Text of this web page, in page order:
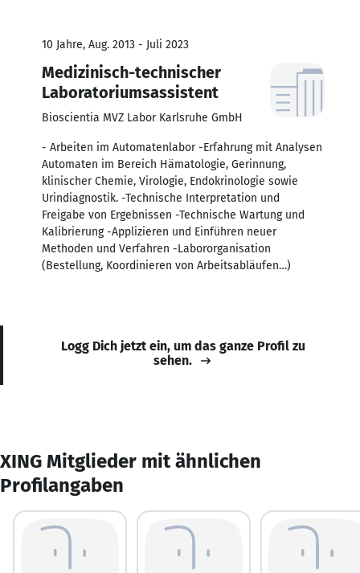
10 Jahre, Aug. 2013 - Juli 2023
Medizinisch-technischer
Laboratoriumsassistent
Bioscientia MVZ Labor Karlsruhe GmbH
- Arbeiten im Automatenlabor -Erfahrung mit Analysen
Automaten im Bereich Hämatologie, Gerinnung,
klinischer Chemie, Virologie, Endokrinologie sowie
Urindiagnostik. -Technische Interpretation und
Freigabe von Ergebnissen -Technische Wartung und
Kalibrierung -Applizieren und Einführen neuer
Methoden und Verfahren -Labororganisation
(Bestellung, Koordinieren von Arbeitsabläufen…)
Logg Dich jetzt ein, um das ganze Profil zu
sehen.
XING Mitglieder mit ähnlichen
Profilangaben